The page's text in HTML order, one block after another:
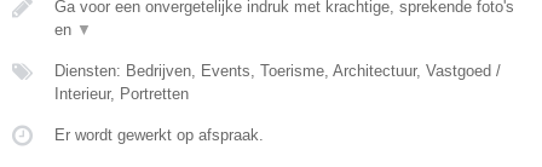
Ga voor een onvergetelijke indruk met krachtige, sprekende foto's
en ▼
Diensten: Bedrijven, Events, Toerisme, Architectuur, Vastgoed /
Interieur, Portretten
Er wordt gewerkt op afspraak.